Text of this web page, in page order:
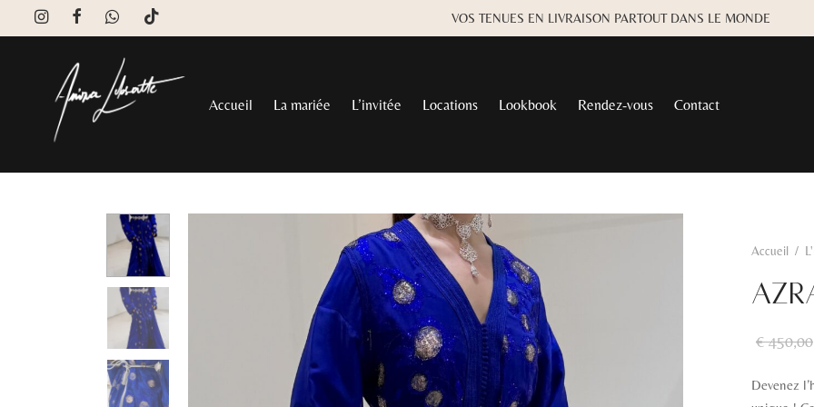
VOS TENUES EN LIVRAISON PARTOUT DANS LE MONDE
Accueil La mariée L’invitée Locations Lookbook Rendez-vous Contact
Accueil /
€450,00
Devenez